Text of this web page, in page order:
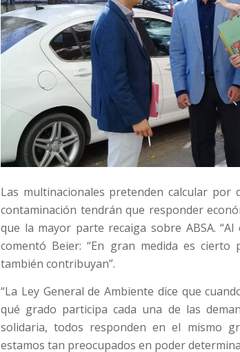
Las multinacionales pretenden calcular
contaminación tendrán que responder
que la mayor parte recaiga sobre ABSA. “Al
comentó Beier: “En gran medida es
también contribuyan”.
“La Ley General de Ambiente dice que
qué grado participa cada una de las
solidaria, todos responden en el mismo
estamos tan preocupados en poder